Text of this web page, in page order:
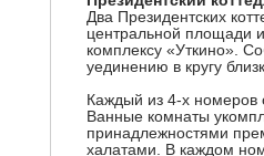
Два Президентских
центральной площади
комплексу «Уткино».
уединению в кругу
Каждый из 4-х
Ванные комнаты
принадлежностями
халатами. В каждом